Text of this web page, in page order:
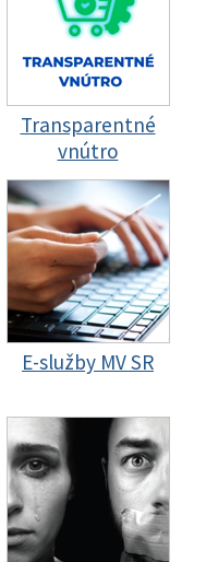
Transparentné
vnútro
E-služby MV SR